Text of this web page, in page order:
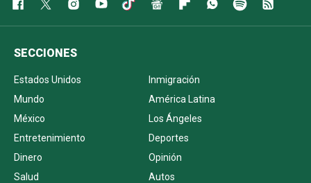
SECCIONES
Estados Unidos
Inmigración
Mundo
América Latina
México
Los Ángeles
Entretenimiento
Deportes
Dinero
Opinión
Salud
Autos